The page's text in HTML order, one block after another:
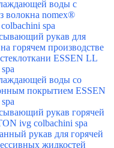
воды с
волокна nomex®
spa
рукав для
горячем производстве
ESSEN LL
воды со
покрытием ESSEN
рукав горячей
ivg colbachini spa
рукав для горячей
жидкостей